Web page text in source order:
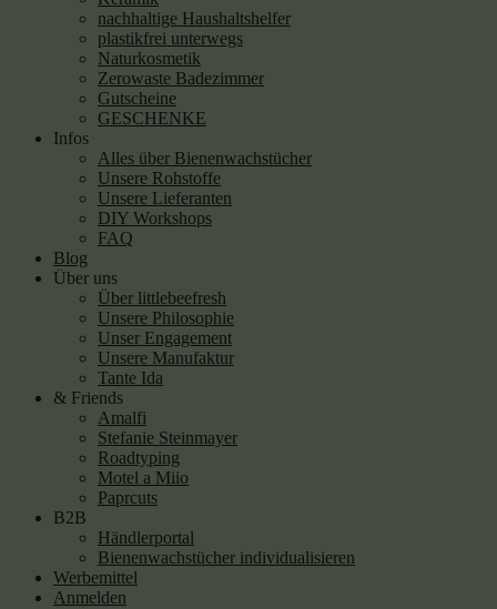
nachhaltige Haushaltshelfer
plastikfrei unterwegs
Naturkosmetik
Zerowaste Badezimmer
Gutscheine
GESCHENKE
Infos
Alles über Bienenwachstücher
Unsere Rohstoffe
Unsere Lieferanten
DIY Workshops
FAQ
Blog
Über uns
Über littlebeefresh
Unsere Philosophie
Unser Engagement
Unsere Manufaktur
Tante Ida
& Friends
Amalfi
Stefanie Steinmayer
Roadtyping
Motel a Miio
Paprcuts
B2B
Händlerportal
Bienenwachstücher individualisieren
Werbemittel
Anmelden